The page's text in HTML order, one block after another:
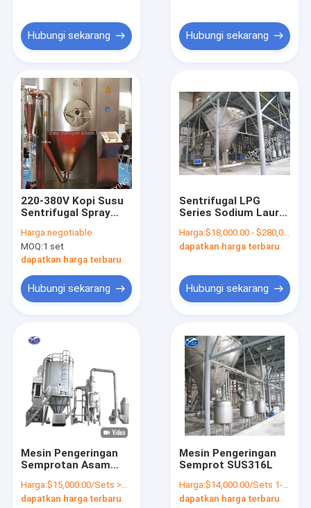
Hubungi sekarang Hubungi sekarang
220-380V Kopi Susu
Sentrifugal Spray
Machine
Harga:negotiable
MOQ:1 set
dapatkan harga terbaru
Hubungi sekarang
Sentrifugal LPG
Series Sodium Lauryl
Drying Machine
Harga:$18,000.00 - $280,000.00/Sets
dapatkan harga terbaru
Hubungi sekarang
Mesin Pengeringan
Semprotan Asam
Makanan ISO9001
Harga:$15,000.00/Sets >=1 Sets
dapatkan harga terbaru
Mesin Pengeringan
Semprot SUS316L
Harga:$14,000.00/Sets 1-9 Sets
dapatkan harga terbaru